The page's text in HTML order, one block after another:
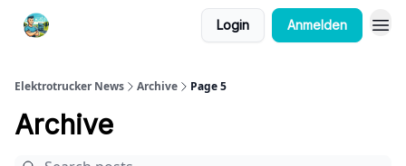
Login Anmelden
Elektrotrucker News Archive Page 5
Archive